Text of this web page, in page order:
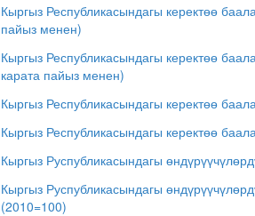
Кыргыз Республикасындагы керектөө
пайыз менен)
Кыргыз Республикасындагы керектөө
карата пайыз менен)
Кыргыз Республикасындагы керектөө
Кыргыз Республикасындагы керектөө
Кыргыз Руспубликасындагы
Кыргыз Руспубликасындагы
(2010=100)